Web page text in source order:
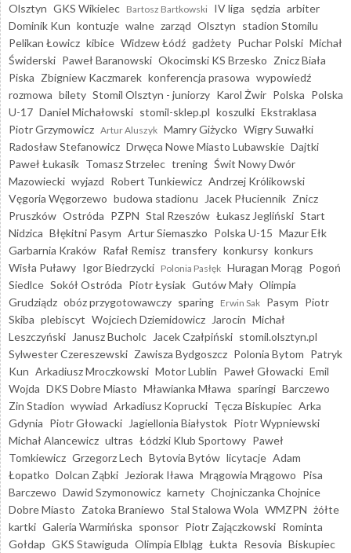
Olsztyn GKS Wikielec Bartosz Bartkowski IV liga sędzia arbiter
Dominik Kun kontuzje walne zarząd Olsztyn stadion Stomilu
Pelikan Łowicz kibice Widzew Łódź gadżety Puchar Polski Michał
Świderski Paweł Baranowski Okocimski KS Brzesko Znicz Biała
Piska Zbigniew Kaczmarek konferencja prasowa wypowiedź
rozmowa bilety Stomil Olsztyn - juniorzy Karol Żwir Polska Polska
U-17 Daniel Michałowski stomil-sklep.pl koszulki Ekstraklasa
Piotr Grzymowicz Artur Aluszyk Mamry Giżycko Wigry Suwałki
Radosław Stefanowicz Drwęca Nowe Miasto Lubawskie Dajtki
Paweł Łukasik Tomasz Strzelec trening Świt Nowy Dwór
Mazowiecki wyjazd Robert Tunkiewicz Andrzej Królikowski
Vęgoria Węgorzewo budowa stadionu Jacek Płuciennik Znicz
Pruszków Ostróda PZPN Stal Rzeszów Łukasz Jegliński Start
Nidzica Błękitni Pasym Artur Siemaszko Polska U-15 Mazur Ełk
Garbarnia Kraków Rafał Remisz transfery konkursy konkurs
Wisła Puławy Igor Biedrzycki Polonia Pasłęk Huragan Morąg Pogoń
Siedlce Sokół Ostróda Piotr Łysiak Gutów Mały Olimpia
Grudziądz obóz przygotowawczy sparing Erwin Sak Pasym Piotr
Skiba plebiscyt Wojciech Dziemidowicz Jarocin Michał
Leszczyński
Janusz Bucholc Jacek Czałpiński stomil.olsztyn.pl
Sylwester Czereszewski Zawisza Bydgoszcz Polonia Bytom Patryk
Kun Arkadiusz Mroczkowski Motor Lublin Paweł Głowacki Emil
Wojda DKS Dobre Miasto Mławianka Mława sparingi Barczewo
Zin Stadion wywiad Arkadiusz Koprucki Tęcza Biskupiec Arka
Gdynia Piotr Głowacki Jagiellonia Białystok Piotr Wypniewski
Michał Alancewicz ultras Łódzki Klub Sportowy Paweł
Tomkiewicz Grzegorz Lech Bytovia Bytów licytacje Adam
Łopatko Dolcan Ząbki Jeziorak Iława Mrągowia Mrągowo Pisa
Barczewo Dawid Szymonowicz karnety Chojniczanka Chojnice
Dobre Miasto Zatoka Braniewo Stal Stalowa Wola WMZPN żółte
kartki Galeria Warmińska sponsor Piotr Zajączkowski Rominta
Gołdap GKS Stawiguda Olimpia Elbląg Łukta Resovia Biskupiec